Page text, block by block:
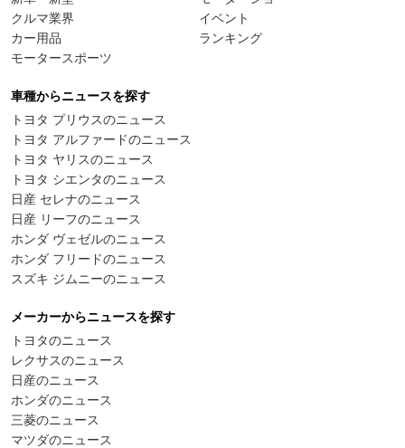
クルマ業界
カー用品
モータースポーツ
イベント
ランキング
車種からニュースを探す
トヨタ プリウスのニュース
トヨタ アルファードのニュース
トヨタ ヤリスのニュース
トヨタ シエンタのニュース
日産 セレナのニュース
日産 リーフのニュース
ホンダ ヴェゼルのニュース
ホンダ フリードのニュース
スズキ ジムニーのニュース
メーカーからニュースを探す
トヨタのニュース
レクサスのニュース
日産のニュース
ホンダのニュース
三菱のニュース
マツダのニュース